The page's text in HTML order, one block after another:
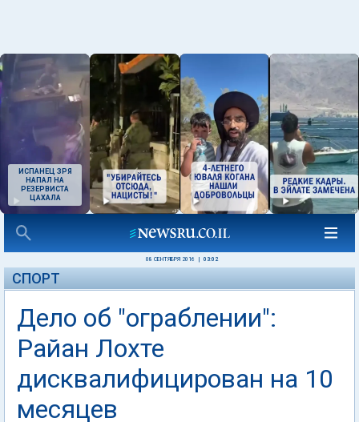
ИСПАНЕЦ ЗРЯ
НАПАЛ НА
РЕЗЕРВИСТА
ЦАХАЛА
08 СЕНТЯБРЯ 2016 03:02
СПОРТ
Дело об "ограблении":
Райан Лохте
дисквалифицирован на 10
месяцев